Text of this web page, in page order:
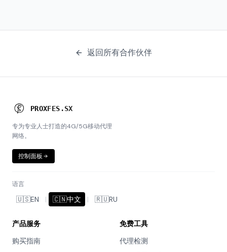
返回所有合作伙伴
PROXIES .SX
专为专业人士打造的4G/5G移动代理
网络。
控制面板
语言
🇺🇸EN | 🇨🇳中文 | 🇷🇺RU
产品服务
购买指南
免费工具
代理检测